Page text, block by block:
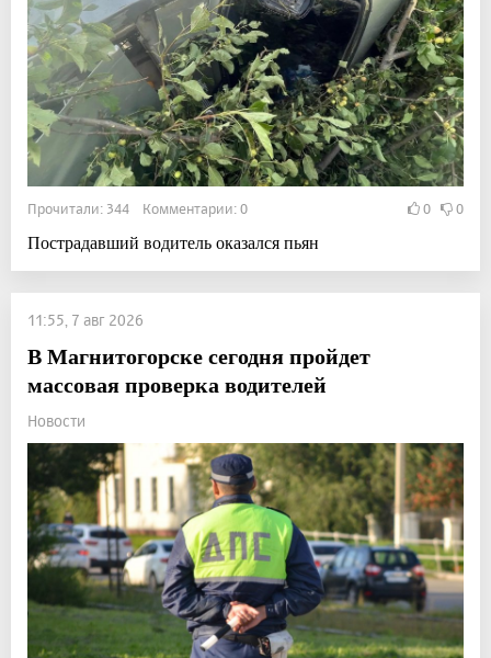
Прочитали: 344 Комментарии: 0 0 0
Пострадавший водитель оказался пьян
11:55, 7 авг 2026
В Магнитогорске сегодня пройдет
массовая проверка водителей
Новости